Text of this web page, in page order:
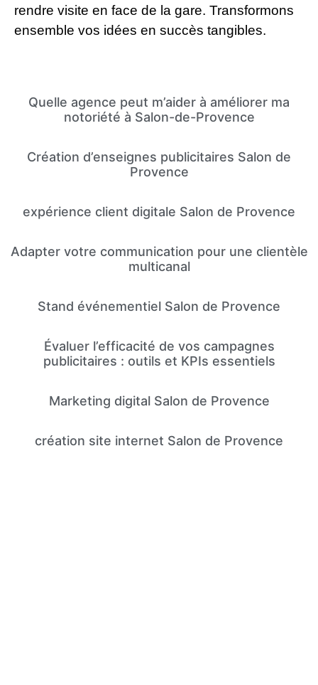
rendre visite en face de la gare. Transformons
ensemble vos idées en succès tangibles.
Quelle agence peut m’aider à améliorer ma
notoriété à Salon-de-Provence
Création d’enseignes publicitaires Salon de
Provence
expérience client digitale Salon de Provence
Adapter votre communication pour une clientèle
multicanal
Stand événementiel Salon de Provence
Évaluer l’efficacité de vos campagnes
publicitaires : outils et KPIs essentiels
Marketing digital Salon de Provence
création site internet Salon de Provence